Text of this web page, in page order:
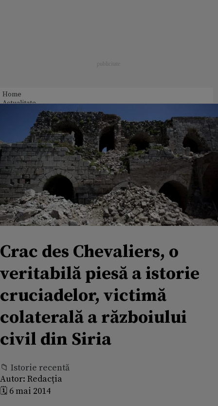
Home
Actualitate
Crac des Chevaliers, o
veritabilă piesă a istorie
cruciadelor, victimă
colaterală a războiului
civil din Siria
📁 Istorie recentă
Autor: Redacția
🗓️ 6 mai 2014